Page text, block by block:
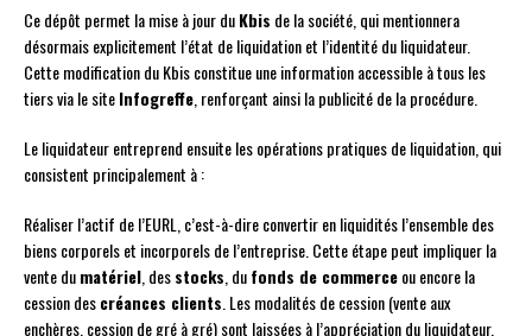
Ce dépôt permet la mise à jour duKbis de la société, qui mentionnera
désormais explicitement l’état de liquidation et l’identité du liquidateur.
Cette modification du Kbis constitue une information accessible à tous les
tiers via le siteInfogreffe, renforçant ainsi la publicité de la procédure.
Le liquidateur entreprend ensuite les opérations pratiques de liquidation, qui
consistent principalement à :
Réaliser l’actif de l’EURL, c’est-à-dire convertir en liquidités l’ensemble des
biens corporels et incorporels de l’entreprise. Cette étape peut impliquer la
vente dumatériel, desstocks, dufonds de commerceou encore la
cession descréances clients. Les modalités de cession (vente aux
enchères, cession de gré à gré) sont laissées à l’appréciation du liquidateur,